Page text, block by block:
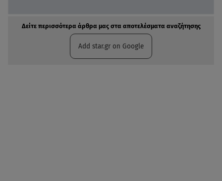
Δείτε περισσότερα άρθρα μας στα αποτελέσματα αναζήτησης
Add star.gr on Google